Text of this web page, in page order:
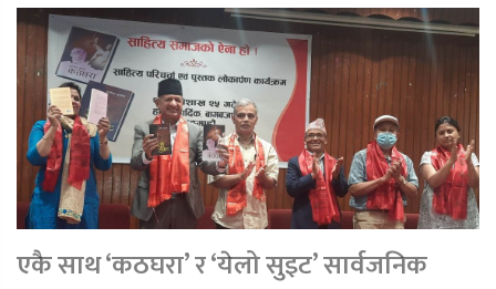
एकै साथ ‘कठघरा’ र ‘येलो सुइट’ सार्वजनिक